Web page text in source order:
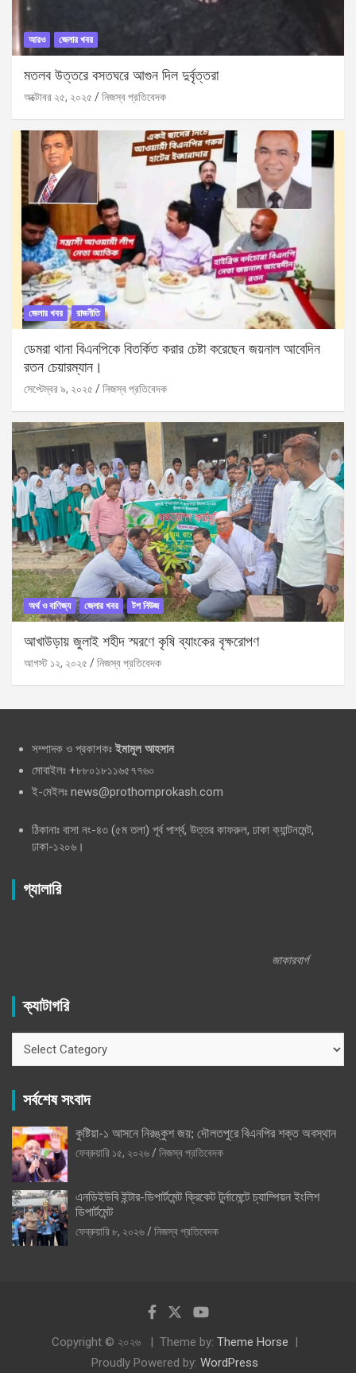
আরও জেলার খবর
মতলব উত্তরে বসতঘরে আগুন দিল দুর্বৃত্তরা
অক্টোবর ২৫, ২০২৫ নিজস্ব প্রতিবেদক
জেলার খবর রাজনীতি
ডেমরা থানা বিএনপিকে বিতর্কিত করার চেষ্টা করেছেন জয়নাল আবেদিন
রতন চেয়ারম্যান।
সেপ্টেম্বর ৯, ২০২৫ নিজস্ব প্রতিবেদক
অর্থ ও বাণিজ্য জেলার খবর টপ নিউজ
আখাউড়ায় জুলাই শহীদ স্মরণে কৃষি ব্যাংকের বৃক্ষরোপণ
আগস্ট ১২, ২০২৫ নিজস্ব প্রতিবেদক
সম্পাদক ও প্রকাশকঃ ইমামুল আহসান
মোবাইলঃ +৮৮০১৮১১৬৫৭৭৬০
ই-মেইলঃ news@prothomprokash.com
ঠিকানাঃ বাসা নং-৪৩ (৫ম তলা) পূর্ব পার্শ্ব, উত্তর কাফরুল, ঢাকা ক্যান্টনমেন্ট,
ঢাকা-১২০৬।
গ্যালারি
জাকারবার্গ
ক্যাটাগরি
সর্বশেষ সংবাদ
কুষ্টিয়া-১ আসনে নিরঙ্কুশ জয়; দৌলতপুরে বিএনপির শক্ত অবস্থান
ফেব্রুয়ারি ১৫, ২০২৬
নিজস্ব প্রতিবেদক
এনডিইউবি ইন্টার-ডিপার্টমেন্ট ক্রিকেট টুর্নামেন্টে চ্যাম্পিয়ন ইংলিশ
ডিপার্টমেন্ট
ফেব্রুয়ারি ৮, ২০২৬
নিজস্ব প্রতিবেদক
Copyright © ২০২৬ Theme by: Theme Horse
Proudly Powered by: WordPress